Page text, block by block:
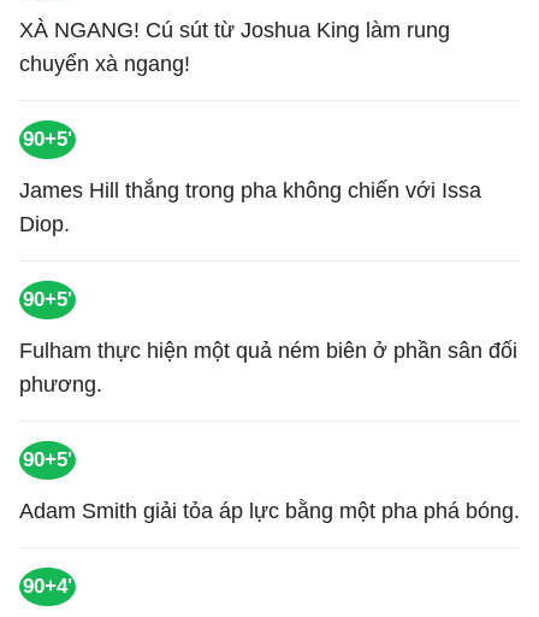
XÀ NGANG! Cú sút từ Joshua King làm rung
chuyển xà ngang!
90+5'
James Hill thắng trong pha không chiến với Issa
Diop.
90+5'
Fulham thực hiện một quả ném biên ở phần sân đối
phương.
90+5'
Adam Smith giải tỏa áp lực bằng một pha phá bóng.
90+4'